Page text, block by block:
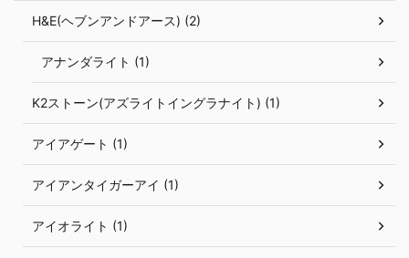
H&E(ヘブンアンドアース) (2)
アナンダライト (1)
K2ストーン(アズライトイングラナイト) (1)
アイアゲート (1)
アイアンタイガーアイ (1)
アイオライト (1)